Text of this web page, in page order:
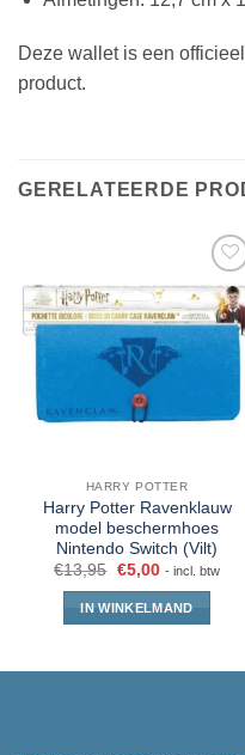
Deze wallet is een
product.
GERELATEERDE
HARRY POTTER
Harry Potter Ravenklauw
model beschermhoes
Nintendo Switch (Vilt)
€13,95 €5,00 - incl. btw
IN WINKELMAND